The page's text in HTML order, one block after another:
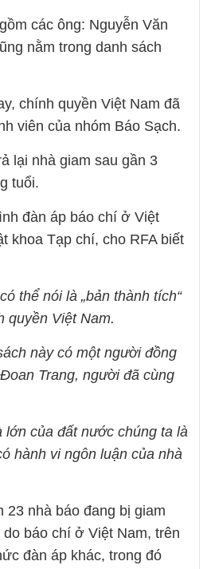
các ông: Nguyễn Văn
nằm trong danh sách
chính quyền Việt Nam đã
viên của nhóm Báo Sạch.
lại nhà giam sau gần 3
tuổi.
đàn áp báo chí ở Việt
khoa Tạp chí, cho RFA biết
thể nói là „bản thành tích“
quyền Việt Nam.
này có một người đồng
Trang, người đã cùng
lớn của đất nước chúng ta là
hành vi ngôn luận của nhà
23 nhà báo đang bị giam
báo chí ở Việt Nam, trên
đàn áp khác, trong đó